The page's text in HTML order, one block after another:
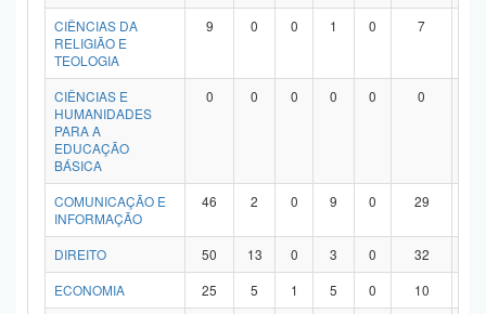
CIÊNCIAS DA
RELIGIÃO E
TEOLOGIA
9 0 0 1 0 7
CIÊNCIAS E
HUMANIDADES
PARA A
EDUCAÇÃO
BÁSICA
0 0 0 0 0 0
COMUNICAÇÃO E
INFORMAÇÃO
46 2 0 9 0 29
DIREITO 50 13 0 3 0 32
ECONOMIA
25 5 1 5 0 10